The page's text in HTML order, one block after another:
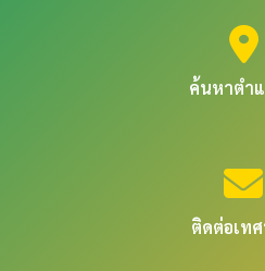
ค้นหาตำ
ติดต่อเท